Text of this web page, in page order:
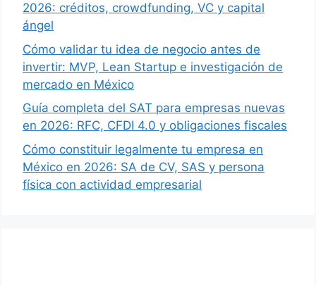
2026: créditos, crowdfunding, VC y capital
ángel
Cómo validar tu idea de negocio antes de
invertir: MVP, Lean Startup e investigación de
mercado en México
Guía completa del SAT para empresas nuevas
en 2026: RFC, CFDI 4.0 y obligaciones fiscales
Cómo constituir legalmente tu empresa en
México en 2026: SA de CV, SAS y persona
física con actividad empresarial